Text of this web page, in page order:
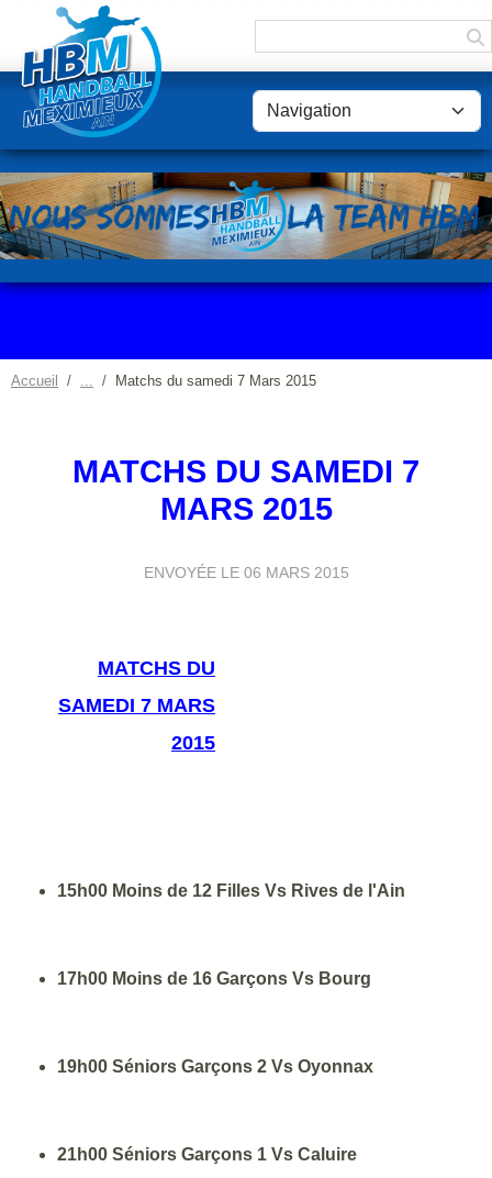
Accueil Matchs du samedi 7 Mars 2015
MATCHS DU SAMEDI 7
MARS 2015
ENVOYÉE LE 06 MARS 2015
MATCHS DU
SAMEDI 7 MARS
2015
15h00 Moins de 12 Filles Vs Rives de l'Ain
17h00 Moins de 16 Garçons Vs Bourg
19h00 Séniors Garçons 2 Vs Oyonnax
21h00 Séniors Garçons 1 Vs Caluire
Panneau de gestion des cookies